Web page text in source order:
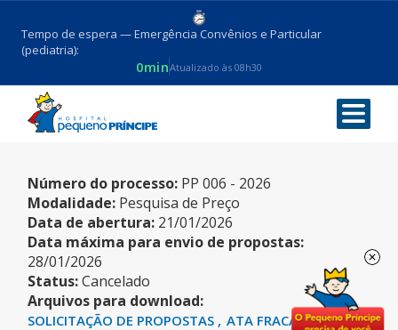
Tempo de espera — Emergência Convênios e Particular
(pediatria):
0minAtualizado às 08h30
SERVIDOR
Número do processo: PP 006 - 2026
Modalidade: Pesquisa de Preço
Data de abertura: 21/01/2026
Data máxima para envio de propostas:
28/01/2026
Status:Cancelado
Arquivos para download:
SOLICITAÇÃO DE PROPOSTAS ATA FRACASSADO